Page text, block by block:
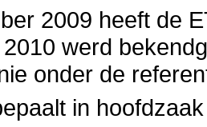
2009 heeft de
werd
onder de
in